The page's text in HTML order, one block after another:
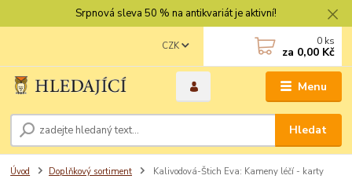
Srpnová sleva 50 % na antikvariát je aktivní!
Menu
CZK
Hledat
0 ks
za 0,00 Kč
Úvod Doplňkový sortiment Kalivodová-Štich Eva: Kameny léčí - karty